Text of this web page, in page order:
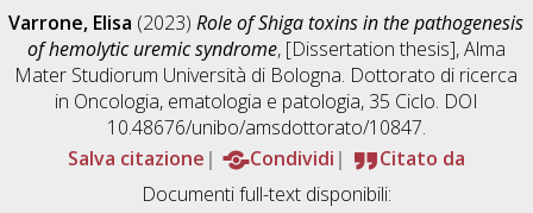
Varrone, Elisa (2023)Role of Shiga toxins in the pathogenesis
of hemolytic uremic syndrome, [Dissertation thesis], Alma
Mater Studiorum Università di Bologna. Dottorato di ricerca
in Oncologia, ematologia e patologia, 35 Ciclo. DOI
10.48676/unibo/amsdottorato/10847.
Salva citazione
Condividi
Citato da
Documenti full-text disponibili: